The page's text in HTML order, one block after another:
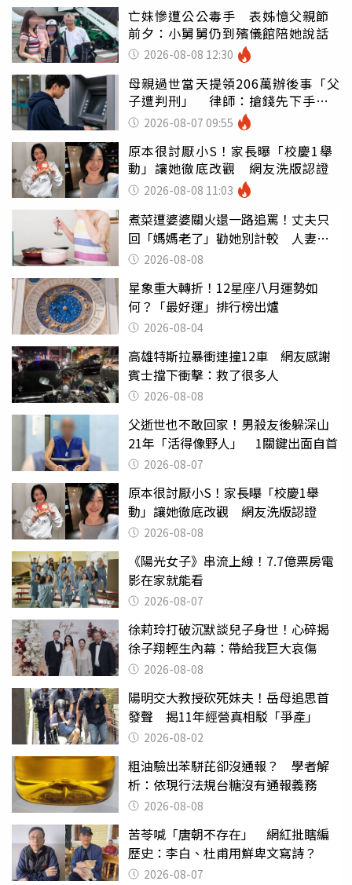
亡妹慘遭公公毒手 表姊憶父親節
前夕：小舅舅仍到殯儀館陪她說話
2026-08-08 12:30
母親過世當天提領206萬辦後事「父
子遭判刑」 律師：搶錢先下手是
罪 2026-08-07 09:55
原本很討厭小S！家長曝「校慶1舉
動」讓她徹底改觀 網友洗版認證
2026-08-08 11:03
煮菜遭婆婆關火還一路追罵！丈夫只
回「媽媽老了」勸她別計較 人妻超
崩潰：我像台傭
2026-08-08
星象重大轉折！12星座八月運勢如
何？「最好運」排行榜出爐
2026-08-04
高雄特斯拉暴衝連撞12車 網友感謝
賓士擋下衝擊：救了很多人
2026-08-08
父逝世也不敢回家！男殺友後躲深山
21年「活得像野人」 1關鍵出面自首
2026-08-07
原本很討厭小S！家長曝「校慶1舉
動」讓她徹底改觀 網友洗版認證
2026-08-08
《陽光女子》串流上線！7.7億票房電
影在家就能看
2026-08-07
徐莉玲打破沉默談兒子身世！心碎揭
徐子翔輕生內幕：帶給我巨大哀傷
2026-08-08
陽明交大教授砍死妹夫！岳母追思首
發聲 揭11年經營真相駁「爭產」
2026-08-02
粗油驗出苯駢芘卻沒通報？ 學者解
析：依現行法規台糖沒有通報義務
2026-08-08
苦苓喊「唐朝不存在」 網紅批瞎編
歷史：李白、杜甫用鮮卑文寫詩？
2026-08-07